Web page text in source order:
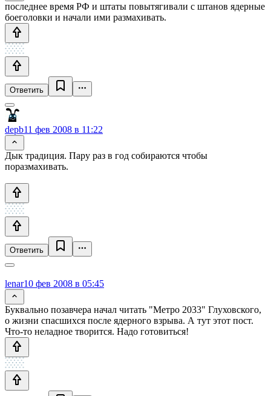
последнее время РФ и штаты повытягивали с штанов ядерные
боеголовки и начали ими размахивать.
Ответить
depb11 фев 2008 в 11:22
Дык традиция. Пару раз в год собираются чтобы
поразмахивать.
Ответить
lenar10 фев 2008 в 05:45
Буквально позавчера начал читать "Метро 2033" Глуховского,
о жизни спасшихся после ядерного взрыва. А тут этот пост.
Что-то неладное творится. Надо готовиться!